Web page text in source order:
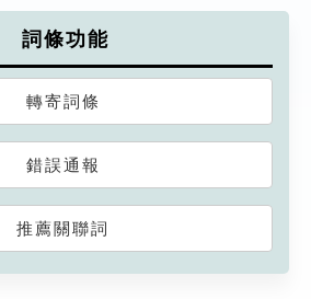
詞條功能
轉寄詞條
錯誤通報
推薦關聯詞